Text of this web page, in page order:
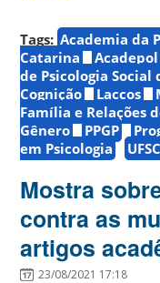
Tags: Academia da
Catarina
Acadepol
de Psicologia Social
Cognição
Laccos
Família e Relações
Gênero
PPGP
em Psicologia
UFSC
Mostra
contra as
artigos
23/08/2021 17:18